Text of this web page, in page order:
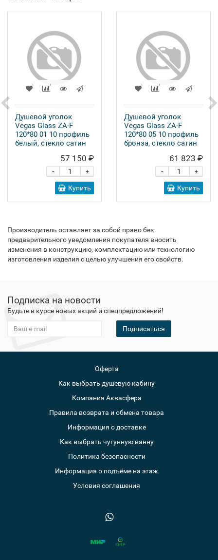
Душевой уголок
Vegas Glass ZA-F
120*80 01 10 профиль
белый, стекло сатин
57 150 ₽
+
-
Купить
Душевой уголок
Vegas Glass ZA-F
120*80 05 10 профиль
бронза, стекло сатин
61 823 ₽
+
-
Купить
Производитель оставляет за собой право без
предварительного уведомления покупателя вносить
изменения в конструкцию, комплектацию или технологию
изготовления изделия с целью улучшения его свойств.
Подписка на новости
Будьте в курсе новых акций и спецпредложений!
Подписаться
Оферта
Как выбрать душевую кабину
Компания Аквасфера
Правила возврата и обмена товара
Информация о доставке
Как выбрать чугунную ванну
Политика безопасности
Информация о подъёме на этаж
Условия соглашения